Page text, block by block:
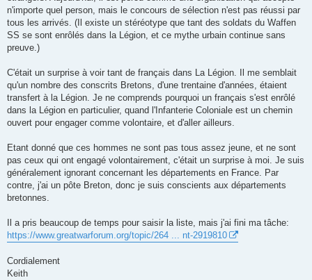
n'importe quel person, mais le concours de sélection n'est pas réussi par
tous les arrivés. (Il existe un stéréotype que tant des soldats du Waffen
SS se sont enrôlés dans la Légion, et ce mythe urbain continue sans
preuve.)
C'était un surprise à voir tant de français dans La Légion. Il me semblait
qu'un nombre des conscrits Bretons, d'une trentaine d'années, étaient
transfert à la Légion. Je ne comprends pourquoi un français s'est enrôlé
dans la Légion en particulier, quand l'Infanterie Coloniale est un chemin
ouvert pour engager comme volontaire, et d'aller ailleurs.
Etant donné que ces hommes ne sont pas tous assez jeune, et ne sont
pas ceux qui ont engagé volontairement, c'était un surprise à moi. Je suis
généralement ignorant concernant les départements en France. Par
contre, j'ai un pôte Breton, donc je suis conscients aux départements
bretonnes.
Il a pris beaucoup de temps pour saisir la liste, mais j'ai fini ma tâche:
https://www.greatwarforum.org/topic/264 ... nt-2919810
Cordialement
Keith